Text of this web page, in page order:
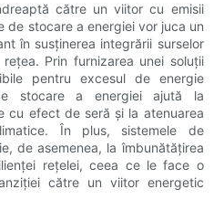
către un viitor cu emisii
de stocare a energiei vor juca un
în susținerea integrării surselor
Prin furnizarea unei soluții
pentru excesul de energie
stocare a energiei ajută la
cu efect de seră și la atenuarea
În plus, sistemele de
de asemenea, la îmbunătățirea
rețelei, ceea ce le face o
către un viitor energetic